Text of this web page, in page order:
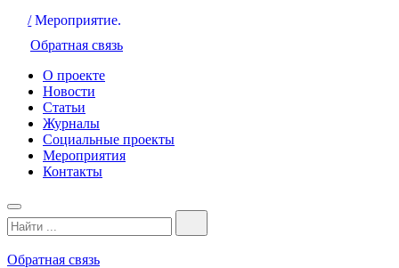
/ Мероприятие.
Обратная связь
О проекте
Новости
Статьи
Журналы
Социальные проекты
Мероприятия
Контакты
Обратная связь